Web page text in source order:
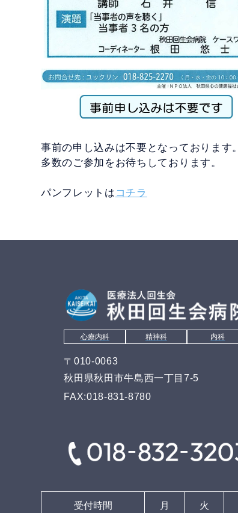
事前の申し込みは不要となっております。
多数のご参加をお待ちしております。
パンフレットは コチラ
心療内科 精神科 内科
〒010-0063
秋田県秋田市牛島西一丁目7-5
FAX:018-831-8780
受付時間 月 火